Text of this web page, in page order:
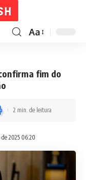
Aa
fim do
2025 06:20
2 min. de leitura